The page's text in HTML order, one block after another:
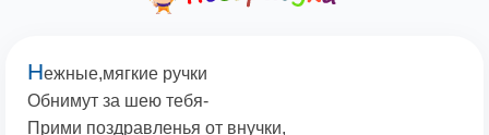
Нежные,мягкие ручки
Обнимут за шею тебя-
Прими поздравленья от внучки,